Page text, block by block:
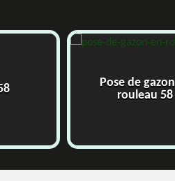
Pose de gazon en
rouleau 58